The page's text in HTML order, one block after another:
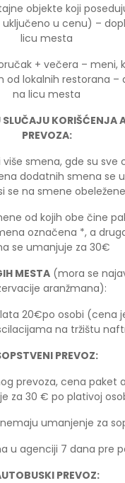
objekte koji
u cenu) –
licu mesta
+ večera – meni,
od lokalnih restorana –
na licu mesta
KORIŠĆENJA
PREVOZA:
više smena, gde su sve
dodatnih smena se
se na smene
od kojih obe čine
označena *, a
se umanjuje za 30€
MESTA(mora se
aranžmana):
20€po osobi (cena
na tržištu
PREVOZ:
prevoza, cena paket
za 30 € po plativoj
umanjenje za
u agenciji 7 dana pre
PREVOZ: